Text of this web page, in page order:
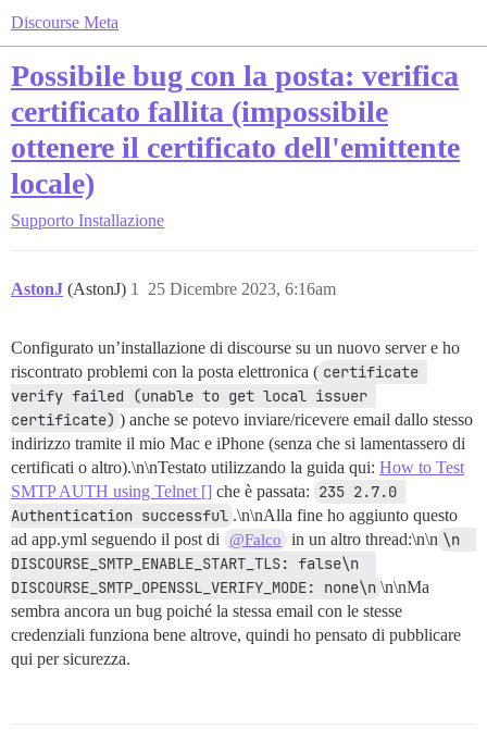
Discourse Meta
Possibile bug con la posta: verifica
certificato fallita (impossibile
ottenere il certificato dell'emittente
locale)
Supporto Installazione
AstonJ (AstonJ) 25 Dicembre 2023, 6:16am
1
Configurato un’installazione di discourse su un nuovo server e ho
riscontrato problemi con la posta elettronica ( certificate
verify failed (unable to get local issuer
certificate) ) anche se potevo inviare/ricevere email dallo stesso
indirizzo tramite il mio Mac e iPhone (senza che si lamentassero di
certificati o altro).\n\nTestato utilizzando la guida qui: How to Test
SMTP AUTH using Telnet [] che è passata: 235 2.7.0
Authentication successful .\n\nAlla fine ho aggiunto questo
ad app.yml seguendo il post di
@Falco in un altro thread:\n\n \n
DISCOURSE_SMTP_ENABLE_START_TLS: false\n
DISCOURSE_SMTP_OPENSSL_VERIFY_MODE: none\n \n\nMa
sembra ancora un bug poiché la stessa email con le stesse
credenziali funziona bene altrove, quindi ho pensato di pubblicare
qui per sicurezza.